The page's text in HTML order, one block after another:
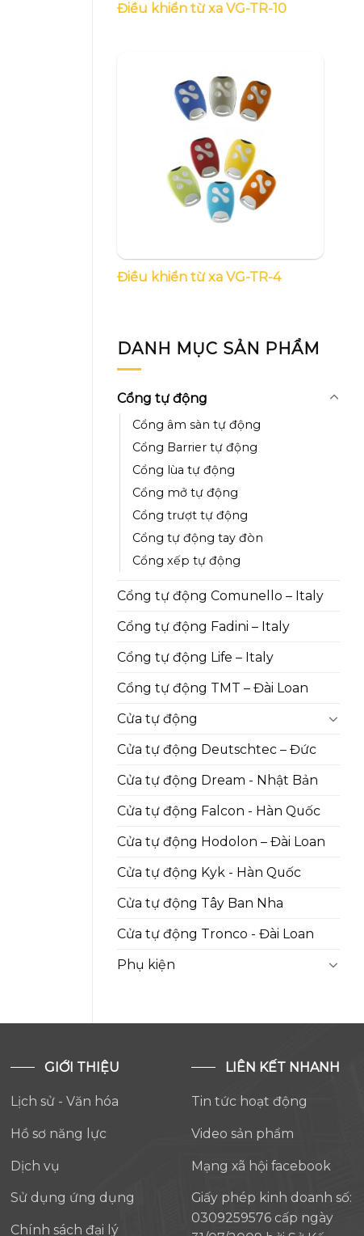
Điều khiển từ xa VG-TR-10
Điều khiển từ xa VG-TR-4
DANH MỤC SẢN PHẨM
Cổng tự động
Cổng âm sàn tự động
Cổng Barrier tự động
Cổng lùa tự động
Cổng mở tự động
Cổng trượt tự động
Cổng tự động tay đòn
Cổng xếp tự động
Cổng tự động Comunello – Italy
Cổng tự động Fadini – Italy
Cổng tự động Life – Italy
Cổng tự động TMT – Đài Loan
Cửa tự động
Cửa tự động Deutschtec – Đức
Cửa tự động Dream - Nhật Bản
Cửa tự động Falcon - Hàn Quốc
Cửa tự động Hodolon – Đài Loan
Cửa tự động Kyk - Hàn Quốc
Cửa tự động Tây Ban Nha
Cửa tự động Tronco - Đài Loan
Phụ kiện
GIỚI THIỆU
Lịch sử - Văn hóa
Hồ sơ năng lực
Dịch vụ
Sử dụng ứng dụng
Chính sách đại lý
LIÊN KẾT NHANH
Tin tức hoạt động
Video sản phẩm
Mạng xã hội facebook
Giấy phép kinh doanh số:
0309259576 cấp ngày